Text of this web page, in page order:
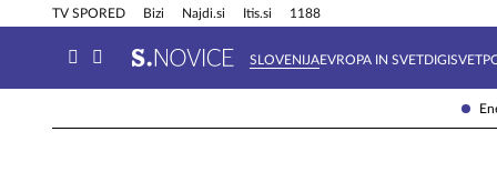
TV SPORED Bizi Najdi.si Itis.si 1188
SLOVENIJAEVROPA IN SVETDIGISVET
Info in obvestila Tehnik